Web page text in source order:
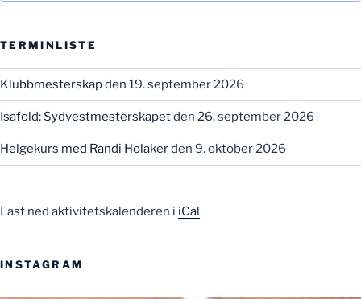
TERMINLISTE
Klubbmesterskapden 19. september 2026
Isafold: Sydvestmesterskapetden 26. september 2026
Helgekurs med Randi Holakerden 9. oktober 2026
Last ned aktivitetskalenderen i iCal
INSTAGRAM